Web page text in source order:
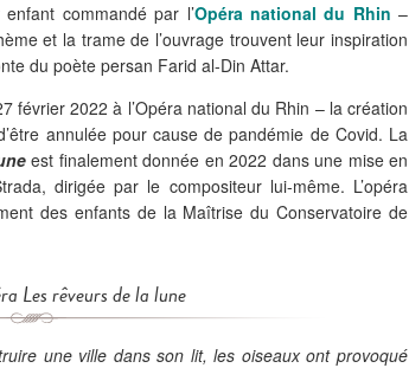
commandé par l’Opéra national du Rhin –
et la trame de l’ouvrage trouvent leur inspiration
du poète persan Farid al-Din Attar.
février 2022 à l’Opéra national du Rhin – la création
annulée pour cause de pandémie de Covid. La
est finalement donnée en 2022 dans une mise en
dirigée par le compositeur lui-même. L’opéra
des enfants de la Maîtrise du Conservatoire de
Les rêveurs de la lune
une ville dans son lit, les oiseaux ont provoqué